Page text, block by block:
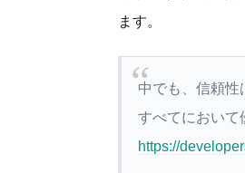
ます。
中でも、信頼性
すべてにおいて
https://